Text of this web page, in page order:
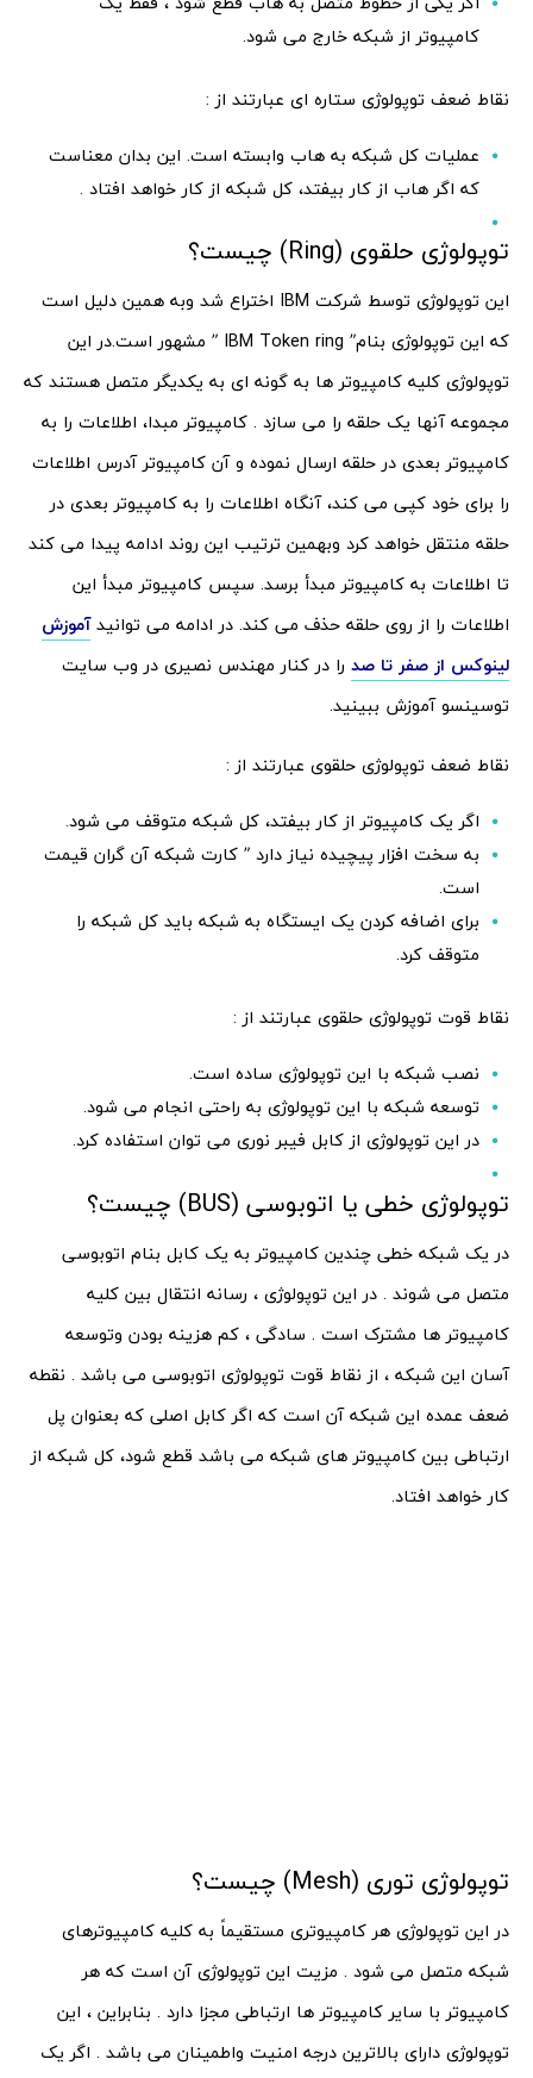
کامپیوتر از شبکه خارج می شود.
نقاط ضعف توپولوژی ستاره ای عبارتند از :
عملیات کل شبکه به هاب وابسته است. این بدان معناست
که اگر هاب از کار بیفتد، کل شبکه از کار خواهد افتاد .
توپولوژی حلقوی (Ring) چیست؟
این توپولوژی توسط شرکت IBM اختراع شد وبه همین دلیل است
که این توپولوژی بنام” IBM Token ring ” مشهور است.در این
توپولوژی کلیه کامپیوتر ها به گونه ای به یکدیگر متصل هستند که
مجموعه آنها یک حلقه را می سازد . کامپیوتر مبدا، اطلاعات را به
کامپیوتر بعدی در حلقه ارسال نموده و آن کامپیوتر آدرس اطلاعات
را برای خود کپی می کند، آنگاه اطلاعات را به کامپیوتر بعدی در
حلقه منتقل خواهد کرد وبهمین ترتیب این روند ادامه پیدا می کند
تا اطلاعات به کامپیوتر مبدأ برسد. سپس کامپیوتر مبدأ این
اطلاعات را از روی حلقه حذف می کند. در ادامه می توانیدآموزش
لینوکس از صفر تا صد را در کنار مهندس نصیری در وب سایت
توسینسو آموزش ببینید.
نقاط ضعف توپولوژی حلقوی عبارتند از :
اگر یک کامپیوتر از کار بیفتد، کل شبکه متوقف می شود.
به سخت افزار پیچیده نیاز دارد ” کارت شبکه آن گران قیمت
است.
برای اضافه کردن یک ایستگاه به شبکه باید کل شبکه را
متوقف کرد.
نقاط قوت توپولوژی حلقوی عبارتند از :
نصب شبکه با این توپولوژی ساده است.
توسعه شبکه با این توپولوژی به راحتی انجام می شود.
در این توپولوژی از کابل فیبر نوری می توان استفاده کرد.
توپولوژی خطی یا اتوبوسی (BUS) چیست؟
در یک شبکه خطی چندین کامپیوتر به یک کابل بنام اتوبوسی
متصل می شوند . در این توپولوژی ، رسانه انتقال بین کلیه
کامپیوتر ها مشترک است . سادگی ، کم هزینه بودن وتوسعه
آسان این شبکه ، از نقاط قوت توپولوژی اتوبوسی می باشد . نقطه
ضعف عمده این شبکه آن است که اگر کابل اصلی که بعنوان پل
ارتباطی بین کامپیوتر های شبکه می باشد قطع شود، کل شبکه از
کار خواهد افتاد.
توپولوژی توری (Mesh) چیست؟
در این توپولوژی هر کامپیوتری مستقیماً به کلیه کامپیوترهای
شبکه متصل می شود . مزیت این توپولوژی آن است که هر
کامپیوتر با سایر کامپیوتر ها ارتباطی مجزا دارد . بنابراین ، این
توپولوژی دارای بالاترین درجه امنیت واطمینان می باشد . اگر یک